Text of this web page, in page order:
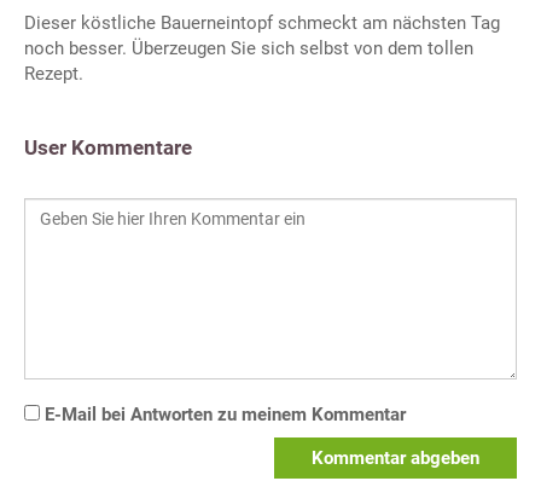
Dieser köstliche Bauerneintopf schmeckt am nächsten Tag
noch besser. Überzeugen Sie sich selbst von dem tollen
Rezept.
User Kommentare
E-Mail bei Antworten zu meinem Kommentar
Kommentar abgeben